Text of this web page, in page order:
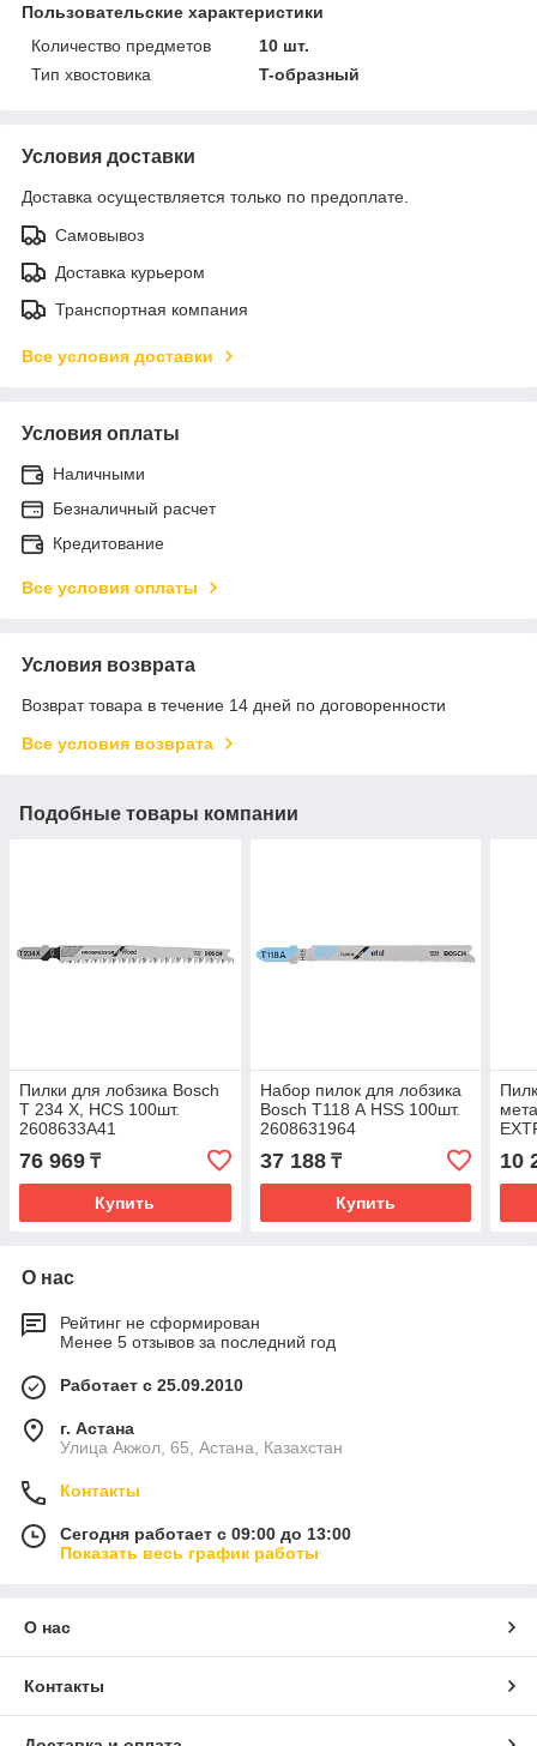
Пользовательские характеристики
Количество предметов
10 шт.
Тип хвостовика
T-образный
Условия доставки
Доставка осуществляется только по предоплате.
Самовывоз
Доставка курьером
Транспортная компания
Все условия доставки
Условия оплаты
Наличными
Безналичный расчет
Кредитование
Все условия оплаты
Условия возврата
Возврат товара в течение 14 дней по договоренности
Все условия возврата
Подобные товары компании
Пилки для лобзика Bosch
T 234 X, HCS 100шт.
2608633A41
76 969 ₸
Купить
Набор пилок для лобзика
Bosch T118 А HSS 100шт.
2608631964
37 188₸
Купить
10
О нас
Рейтинг не сформирован
Менее 5 отзывов за последний год
Работает с 25.09.2010
г. Астана
Улица Акжол, 65, Астана, Казахстан
Контакты
Сегодня работает с 09:00 до 13:00
Показать весь график работы
О нас
Контакты